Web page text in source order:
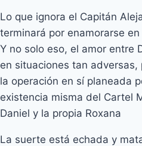
Lo que ignora el Capitán
terminará por enamorarse
Y no solo eso, el amor entre
en situaciones tan
la operación en sí planeada
existencia misma del Cartel
Daniel y la propia Roxana
La suerte está echada y